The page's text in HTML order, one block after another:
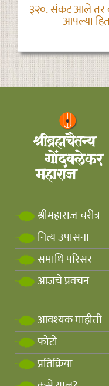
३२०. संकट आले तर
आपल्या
श्रीमहाराज चरीत्र
नित्य उपासना
समाधि परिसर
आजचे प्रवचन
आवश्यक माहीती
फोटो
प्रतिक्रिया